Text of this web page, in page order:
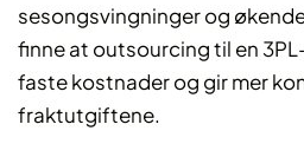
sesongsvingninger og
finne at outsourcing til en
faste kostnader og gir mer
fraktutgiftene.